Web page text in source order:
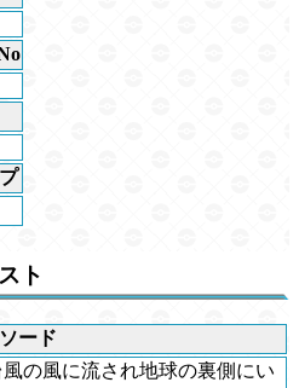
ト
ソード
の風に流され地球の裏側にい